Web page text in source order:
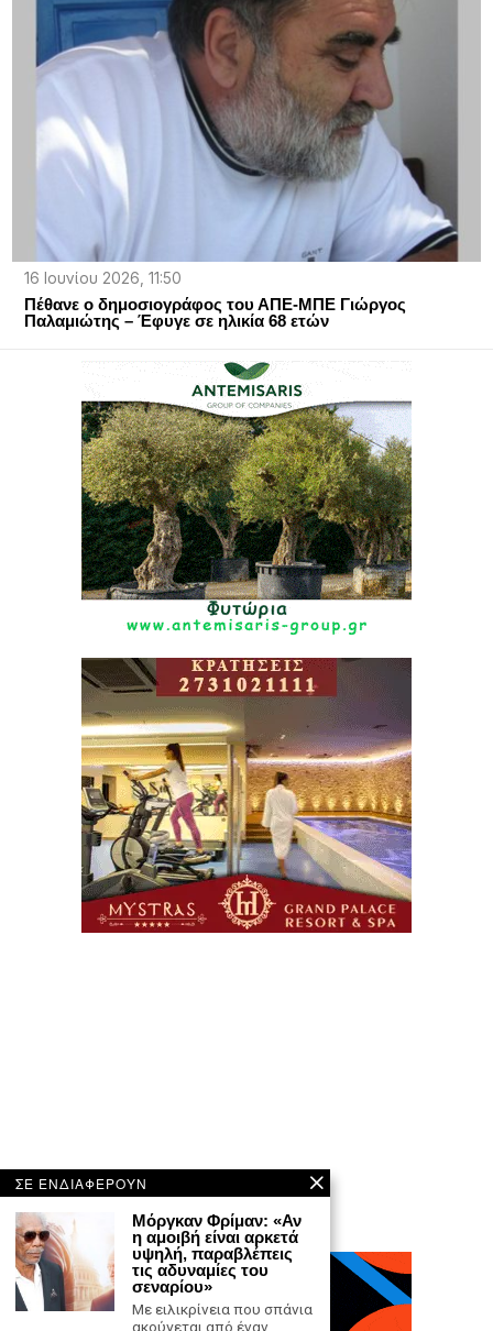
16 Ιουνίου 2026, 11:50
Πέθανε ο δημοσιογράφος του ΑΠΕ-ΜΠΕ Γιώργος
Παλαμιώτης – Έφυγε σε ηλικία 68 ετών
ΣΕ ΕΝΔΙΑΦΕΡΟΥΝ
Μόργκαν Φρίμαν: «Αν
η αμοιβή είναι αρκετά
υψηλή, παραβλέπεις
τις αδυναμίες του
σεναρίου»
Με ειλικρίνεια που σπάνια
ακούγεται από έναν